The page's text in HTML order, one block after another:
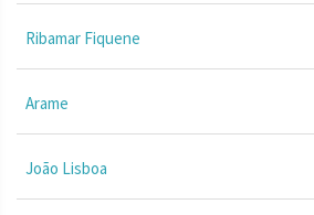
Ribamar Fiquene
Arame
João Lisboa